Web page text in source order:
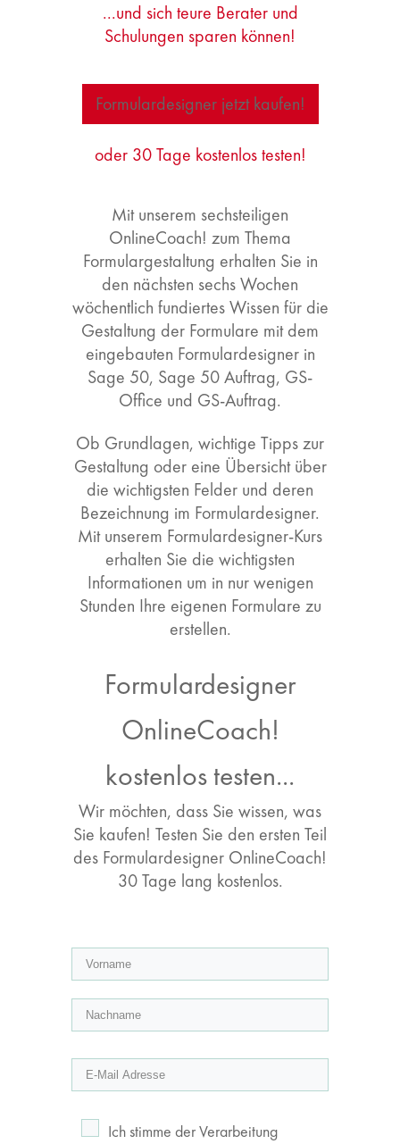
...und sich teure Berater und
Schulungen sparen können!
Formulardesigner jetzt kaufen!
oder 30 Tage kostenlos testen!
Mit unserem sechsteiligen
OnlineCoach! zum Thema
Formulargestaltung erhalten Sie in
den nächsten sechs Wochen
wöchentlich fundiertes Wissen für die
Gestaltung der Formulare mit dem
eingebauten Formulardesigner in
Sage 50, Sage 50 Auftrag, GS-
Office und GS-Auftrag.
Ob Grundlagen, wichtige Tipps zur
Gestaltung oder eine Übersicht über
die wichtigsten Felder und deren
Bezeichnung im Formulardesigner.
Mit unserem Formulardesigner-Kurs
erhalten Sie die wichtigsten
Informationen um in nur wenigen
Stunden Ihre eigenen Formulare zu
erstellen.
Formulardesigner
OnlineCoach!
kostenlos testen...
Wir möchten, dass Sie wissen, was
Sie kaufen! Testen Sie den ersten Teil
des Formulardesigner OnlineCoach!
30 Tage lang kostenlos.
Ich stimme der Verarbeitung